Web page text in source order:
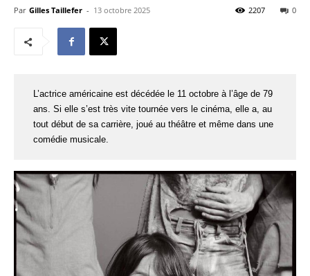
Par Gilles Taillefer - 13 octobre 2025 0
2207
L’actrice américaine est décédée le 11 octobre à l’âge de 79
ans. Si elle s’est très vite tournée vers le cinéma, elle a, au
tout début de sa carrière, joué au théâtre et même dans une
comédie musicale.